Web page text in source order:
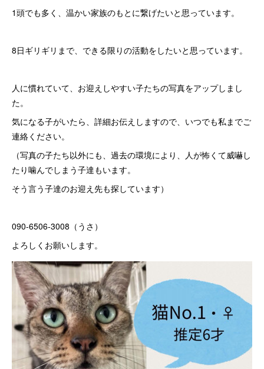
1頭でも多く、温かい家族のもとに繋げたいと思っています。
8日ギリギリまで、できる限りの活動をしたいと思っています。
人に慣れていて、お迎えしやすい子たちの写真をアップしまし
た。
気になる子がいたら、詳細お伝えしますので、いつでも私までご
連絡ください。
（写真の子たち以外にも、過去の環境により、人が怖くて威嚇し
たり噛んでしまう子達もいます。
そう言う子達のお迎え先も探しています）
090-6506-3008（うさ）
よろしくお願いします。